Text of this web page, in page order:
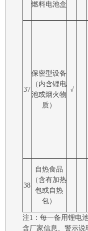
燃料电池盒
37
保密型设备
（内含锂电
池或烟火物
质）
√
38
自热食品
（含有加热
包或自热
包）
注1：每一备用锂电
含厂家信息、警示说